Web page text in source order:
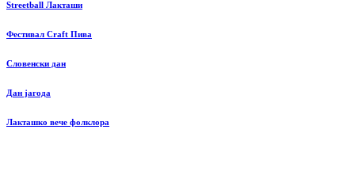
Streetball Лакташи
Фестивал Craft Пива
Словенски дан
Дан јагода
Лакташко вече фолклора